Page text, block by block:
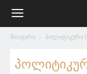
მთავარი პოლიტიკური